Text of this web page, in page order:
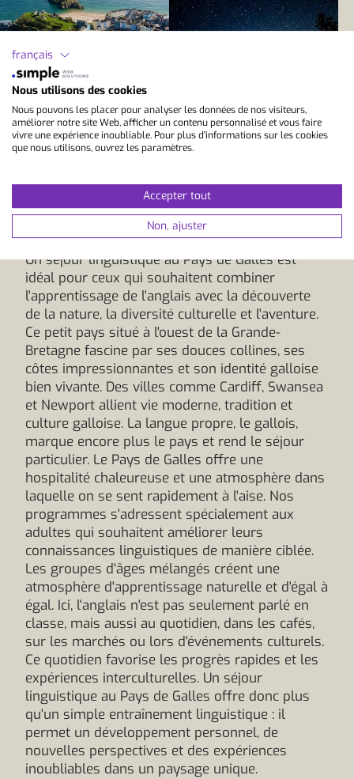
Cours de langue au Pays
de Galles
Un séjour linguistique au Pays de Galles est
idéal pour ceux qui souhaitent combiner
l'apprentissage de l'anglais avec la découverte
de la nature, la diversité culturelle et l'aventure.
Ce petit pays situé à l'ouest de la Grande-
Bretagne fascine par ses douces collines, ses
côtes impressionnantes et son identité galloise
bien vivante. Des villes comme Cardiff, Swansea
et Newport allient vie moderne, tradition et
culture galloise. La langue propre, le gallois,
marque encore plus le pays et rend le séjour
particulier. Le Pays de Galles offre une
hospitalité chaleureuse et une atmosphère dans
laquelle on se sent rapidement à l'aise. Nos
programmes s'adressent spécialement aux
adultes qui souhaitent améliorer leurs
connaissances linguistiques de manière ciblée.
Les groupes d'âges mélangés créent une
atmosphère d'apprentissage naturelle et d'égal à
égal. Ici, l'anglais n'est pas seulement parlé en
classe, mais aussi au quotidien, dans les cafés,
sur les marchés ou lors d'événements culturels.
Ce quotidien favorise les progrès rapides et les
expériences interculturelles. Un séjour
linguistique au Pays de Galles offre donc plus
qu'un simple entraînement linguistique : il
permet un développement personnel, de
nouvelles perspectives et des expériences
inoubliables dans un paysage unique.
français
Nous utilisons des cookies
Nous pouvons les placer pour analyser les données de nos visiteurs,
améliorer notre site Web, afficher un contenu personnalisé et vous faire
vivre une expérience inoubliable. Pour plus d'informations sur les cookies
que nous utilisons, ouvrez les paramètres.
Accepter tout
Non, ajuster